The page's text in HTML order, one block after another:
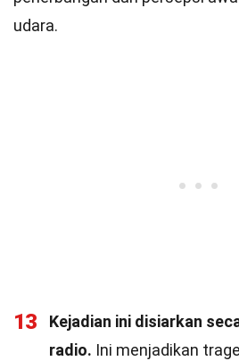
udara.
13
Kejadian ini disiarkan
radio. Ini menjadikan